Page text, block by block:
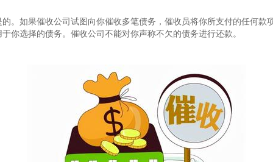
的。如果催收公司试图向你催收多笔债务，催收员将你所支付的任何款
于你选择的债务。催收公司不能对你声称不欠的债务进行还款。